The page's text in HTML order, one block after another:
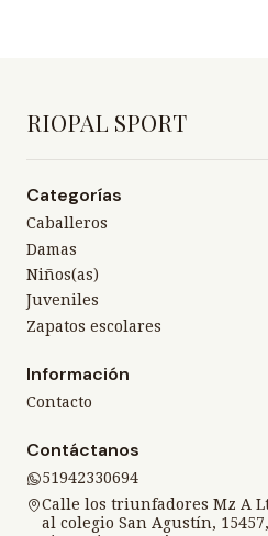
RIOPAL SPORT
Categorías
Caballeros
Damas
Niños(as)
Juveniles
Zapatos escolares
Información
Contacto
Contáctanos
51942330694
Calle los triunfadores Mz A
al colegio San Agustín,